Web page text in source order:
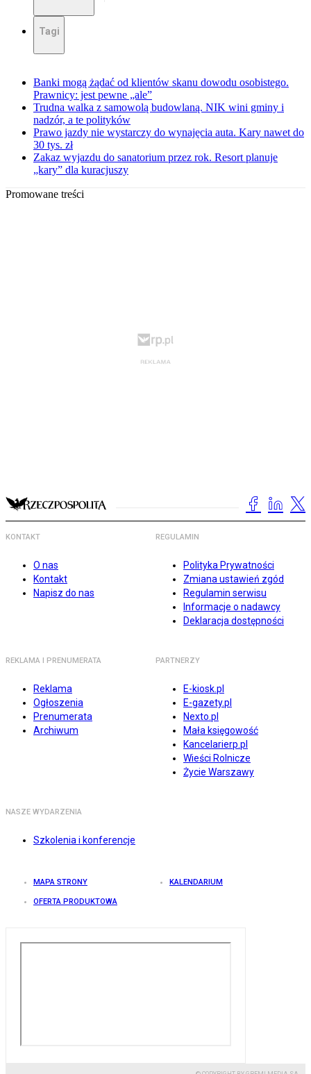
Tagi
Banki mogą żądać od klientów skanu dowodu osobistego.
Prawnicy: jest pewne „ale”
Trudna walka z samowolą budowlaną. NIK wini gminy i
nadzór, a te polityków
Prawo jazdy nie wystarczy do wynajęcia auta. Kary nawet do
30 tys. zł
Zakaz wyjazdu do sanatorium przez rok. Resort planuje
„kary” dla kuracjuszy
Promowane treści
KONTAKT
O nas
Kontakt
Napisz do nas
REGULAMIN
Polityka Prywatności
Zmiana ustawień zgód
Regulamin serwisu
Informacje o nadawcy
Deklaracja dostępności
REKLAMA I PRENUMERATA
Reklama
Ogłoszenia
Prenumerata
Archiwum
PARTNERZY
E-kiosk.pl
E-gazety.pl
Nexto.pl
Mała księgowość
Kancelarierp.pl
Wieści Rolnicze
Życie Warszawy
NASZE WYDARZENIA
Szkolenia i konferencje
MAPA STRONY KALENDARIUM
OFERTA PRODUKTOWA